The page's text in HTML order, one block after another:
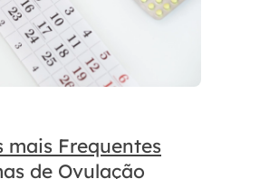
mais Frequentes
de Ovulação